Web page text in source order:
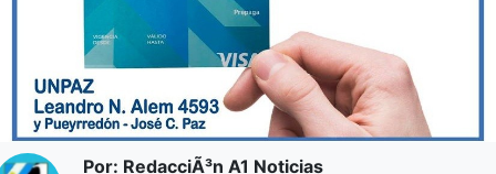
Por: RedacciÃ³n A1 Noticias